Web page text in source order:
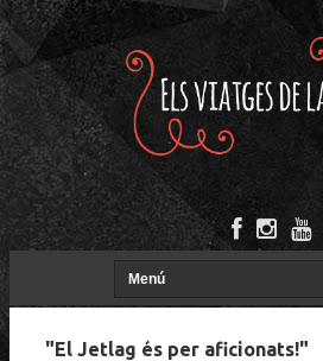
"El Jetlag és per aficionats!"